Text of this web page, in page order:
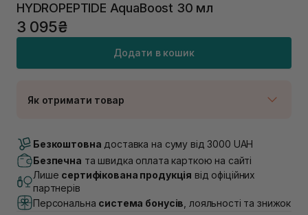
HYDROPEPTIDE AquaBoost 30 мл
3 095₴
Додати в кошик
Як отримати товар
В наявності
Самовивіз м. Луцьк, вул. Винниченка 4
В наявності
Самовивіз м. Львів, вул. Академіка Підстригача, 1В
(Duck’s Lake)
В наявності
Безкоштовна доставка на суму від 3000 UAH
Безпечна та швидка оплата карткою на сайті
Лише сертифікована продукція від офіційних
партнерів
Персональна система бонусів , лояльності та знижок